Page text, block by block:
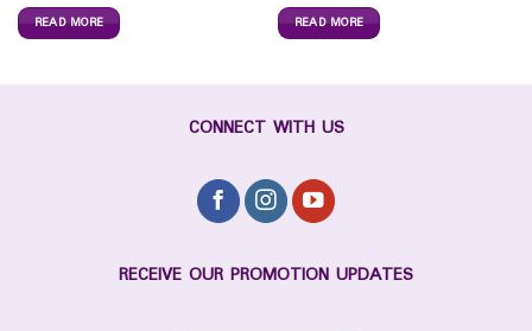
READ MORE READ MORE
CONNECT WITH US
RECEIVE OUR PROMOTION UPDATES